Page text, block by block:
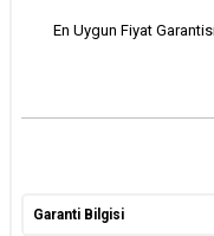
En Uygun Fiyat
Garanti Bilgisi